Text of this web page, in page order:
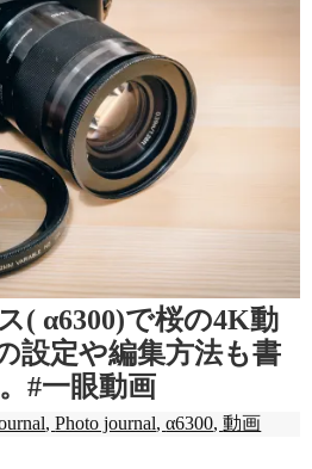
( α6300)で桜の4K動
設定や編集方法も書
#一眼動画
,Photo journal,α6300,動画